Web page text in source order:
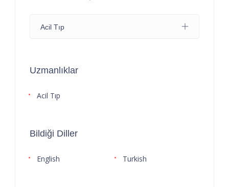
Acil Tıp
Uzmanlıklar
Acil Tıp
Bildiği Diller
English Turkish